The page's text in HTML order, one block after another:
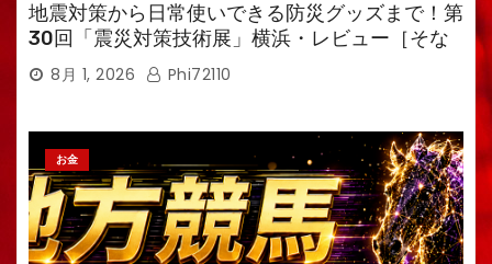
地震対策から日常使いできる防災グッズまで！第
30回「震災対策技術展」横浜・レビュー［そな
えるTV・高荷智也］
8月 1, 2026 Phi72110
お金